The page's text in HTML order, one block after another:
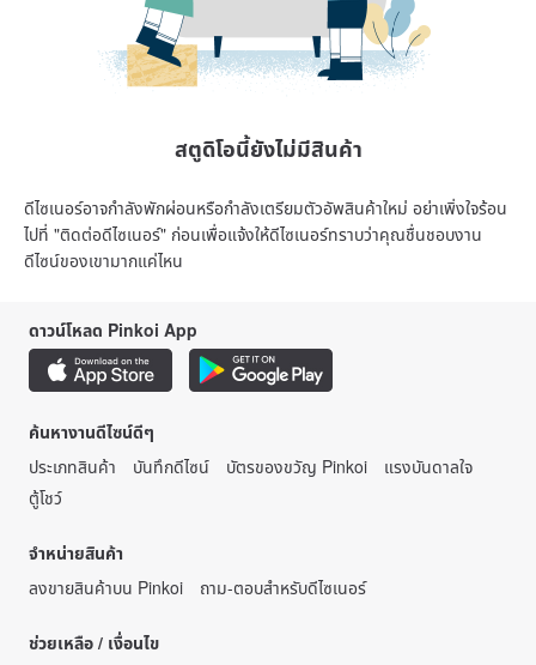
สตูดิโอนี้ยังไม่มีสินค้า
ดีไซเนอร์อาจกำลังพักผ่อนหรือกำลังเตรียมตัวอัพสินค้าใหม่ อย่าเพิ่งใจร้อน
ไปที่ "ติดต่อดีไซเนอร์" ก่อนเพื่อแจ้งให้ดีไซเนอร์ทราบว่าคุณชื่นชอบงาน
ดีไซน์ของเขามากแค่ไหน
ดาวน์โหลด Pinkoi App
ค้นหางานดีไซน์ดีๆ
ประเภทสินค้า
บันทึกดีไซน์ บัตรของขวัญ Pinkoi
แรงบันดาลใจ
ตู้โชว์
จำหน่ายสินค้า
ลงขายสินค้าบน Pinkoi
ถาม-ตอบสำหรับดีไซเนอร์
ช่วยเหลือ / เงื่อนไข